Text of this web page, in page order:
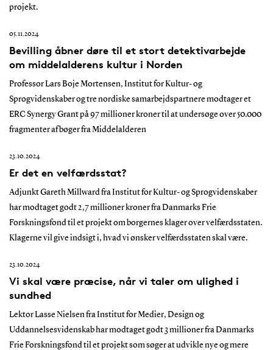
projekt.
05.11.2024
Bevilling åbner døre til et stort detektivarbejde
om middelalderens kultur i Norden
Professor Lars Boje Mortensen, Institut for Kultur- og
Sprogvidenskaber og tre nordiske samarbejdspartnere modtager et
ERC Synergy Grant på 97 millioner kroner til at undersøge over 50.000
fragmenter af bøger fra Middelalderen
23.10.2024
Er det en velfærdsstat?
Adjunkt Gareth Millward fra Institut for Kultur- og Sprogvidenskaber
har modtaget godt 2,7 millioner kroner fra Danmarks Frie
Forskningsfond til et projekt om borgernes klager over velfærdsstaten.
Klagerne vil give indsigt i, hvad vi ønsker velfærdsstaten skal være.
23.10.2024
Vi skal være præcise, når vi taler om ulighed i
sundhed
Lektor Lasse Nielsen fra Institut for Medier, Design og
Uddannelsesvidenskab har modtaget godt 3 millioner fra Danmarks
Frie Forskningsfond til et projekt som søger at udvikle nye og mere